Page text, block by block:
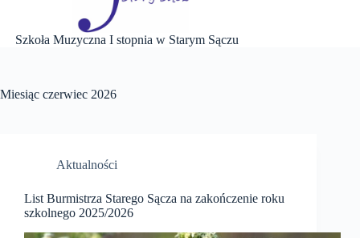
Szkoła Muzyczna I stopnia w Starym Sączu
Miesiąc czerwiec 2026
Aktualności
List Burmistrza Starego Sącza na zakończenie roku
szkolnego 2025/2026